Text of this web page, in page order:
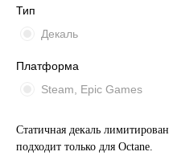
Тип
Декаль
Платформа
Steam, Epic Games
Статичная декаль
подходит только для Octane.